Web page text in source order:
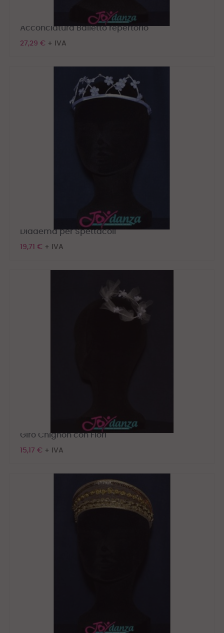
Acconciatura Balletto repertorio
27,29 € + IVA
Diadema per Spettacoli
19,71 € + IVA
Giro Chignon con Fiori
15,17 € + IVA